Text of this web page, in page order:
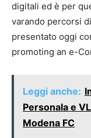
digitali ed è per
varando percorsi
presentato oggi
promoting an e-
Leggi anche:
Personala e
Modena FC